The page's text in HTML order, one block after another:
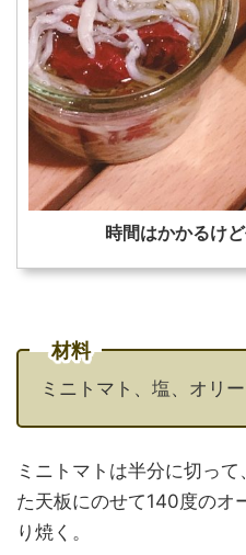
時間はかかるけ
材料
ミニトマト、塩、オリ
ミニトマトは半分に切っ
た天板にのせて140度のオ
り焼く。